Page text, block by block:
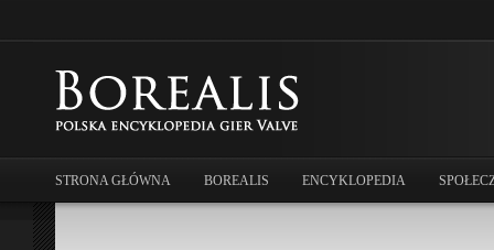
STRONA GŁÓWNA BOREALIS ENCYKLOPEDIA